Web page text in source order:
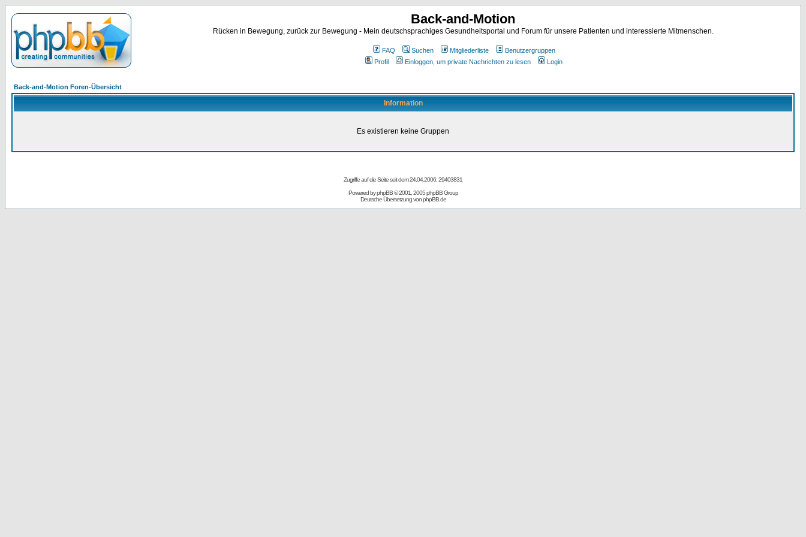
Back-and-Motion
Rücken in Bewegung, zurück zur Bewegung - Mein deutschsprachiges Gesundheitsportal und Forum für unsere Patienten und interessierte Mitmenschen.
FAQ Suchen Mitgliederliste
Benutzergruppen
Profil
Einloggen, um private Nachrichten zu lesen Login
Back-and-Motion Foren-Übersicht
Information
Es existieren keine Gruppen
Zugriffe auf die Seite seit dem 24.04.2006: 29403831
Powered byphpBB© 2001, 2005 phpBB Group
Deutsche Übersetzung vonphpBB.de